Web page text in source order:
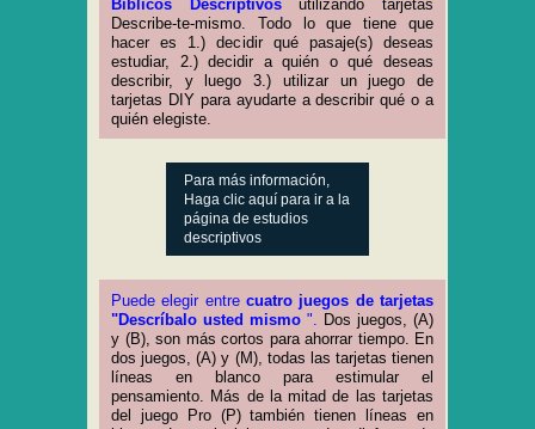
Bíblicos Descriptivosutilizando tarjetas
Describe-te-mismo. Todo lo que tiene que
hacer es 1.) decidir qué pasaje(s) deseas
estudiar, 2.) decidir a quién o qué deseas
describir, y luego 3.) utilizar un juego de
tarjetas DIY para ayudarte a describir qué o a
quién elegiste.
Para más información,
Haga clic aquí para ir a la
página de estudios
descriptivos
Puede elegir entre cuatro juegos de tarjetas
"Descríbalo usted mismo ". Dos juegos, (A)
y (B), son más cortos para ahorrar tiempo. En
dos juegos, (A) y (M), todas las tarjetas tienen
líneas en blanco para estimular el
pensamiento. Más de la mitad de las tarjetas
del juego Pro (P) también tienen líneas en